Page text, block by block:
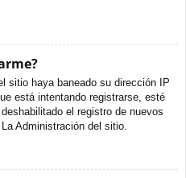
sitio haya baneado su dirección IP
está intentando registrarse, esté
el registro de nuevos
Administración del sitio.